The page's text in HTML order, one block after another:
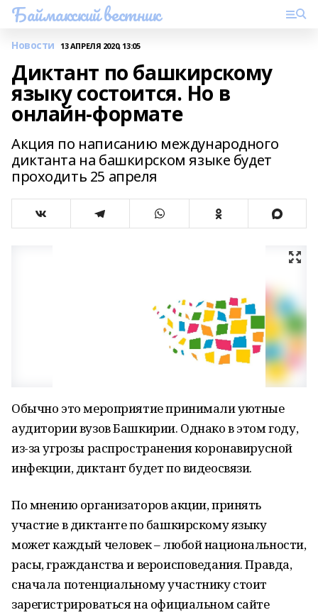
Баймакский вестник
Новости 13 АПРЕЛЯ 2020, 13:05
Диктант по башкирскому
языку состоится. Но в
онлайн-формате
Акция по написанию международного
диктанта на башкирском языке будет
проходить 25 апреля
Обычно это мероприятие принимали уютные
аудитории вузов Башкирии. Однако в этом году,
из-за угрозы распространения коронавирусной
инфекции, диктант будет по видеосвязи.
По мнению организаторов акции, принять
участие в диктанте по башкирскому языку
может каждый человек – любой национальности,
расы, гражданства и вероисповедания. Правда,
сначала потенциальному участнику стоит
зарегистрироваться на официальном сайте